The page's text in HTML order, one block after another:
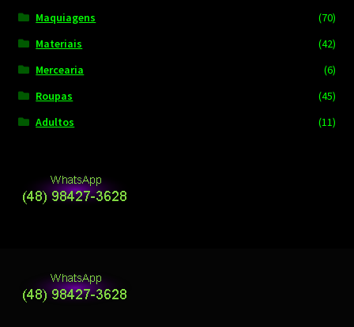
Maquiagens
(70)
Materiais
(42)
Mercearia
(6)
Roupas
(45)
Adultos
(11)